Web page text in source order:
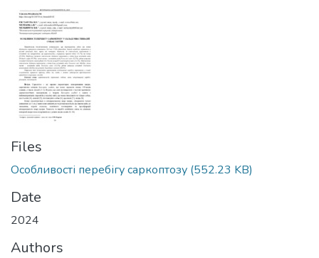
Files
Особливості перебігу саркоптозу (552.23 KB)
Date
2024
Authors